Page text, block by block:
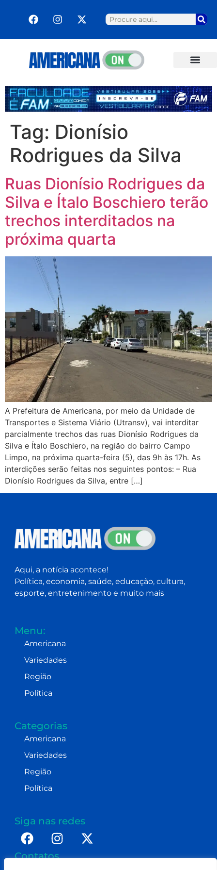
Tag: Dionísio
Rodrigues da Silva
Ruas Dionísio Rodrigues da
Silva e Ítalo Boschiero terão
trechos interditados na
próxima quarta
A Prefeitura de Americana, por meio da Unidade de
Transportes e Sistema Viário (Utransv), vai interditar
parcialmente trechos das ruas Dionísio Rodrigues da
Silva e Ítalo Boschiero, na região do bairro Campo
Limpo, na próxima quarta-feira (5), das 9h às 17h. As
interdições serão feitas nos seguintes pontos: – Rua
Dionísio Rodrigues da Silva, entre […]
Aqui, a notícia acontece!
Política, economia, saúde, educação, cultura,
esporte, entretenimento e muito mais
Menu:
Americana
Variedades
Região
Política
Categorias
Americana
Variedades
Região
Política
Siga nas redes
Contatos